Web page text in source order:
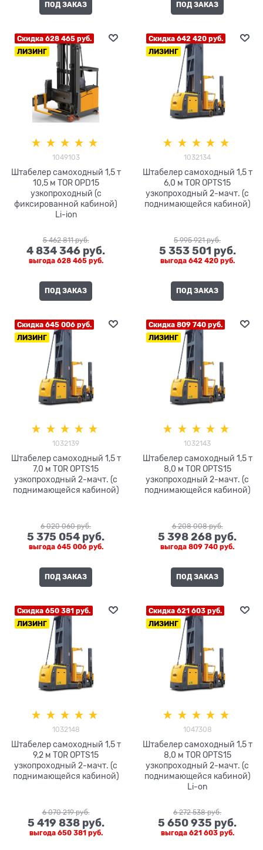
ПОД ЗАКАЗ ПОД ЗАКАЗ
Скидка 628 465 руб.
ЛИЗИНГ
1049103
Штабелер самоходный 1,5 т
10,5 м TOR OPD15
узкопроходный (с
фиксированной кабиной)
Li-ion
5 462 811 руб.
4 834 346 руб.
выгода 628 465 руб.
ПОД ЗАКАЗ
Скидка 642 420 руб.
ЛИЗИНГ
1032134
Штабелер самоходный 1,5 т
6,0 м TOR OPTS15
узкопроходный 2-мачт. (с
поднимающейся кабиной)
5 995 921 руб.
5 353 501 руб.
выгода 642 420 руб.
ПОД ЗАКАЗ
Скидка 645 006 руб.
ЛИЗИНГ
1032139
Штабелер самоходный 1,5 т
7,0 м TOR OPTS15
узкопроходный 2-мачт. (с
поднимающейся кабиной)
6 020 060 руб.
5 375 054 руб.
выгода 645 006 руб.
ПОД ЗАКАЗ
Скидка 809 740 руб.
ЛИЗИНГ
1032143
Штабелер самоходный 1,5 т
8,0 м TOR OPTS15
узкопроходный 2-мачт. (с
поднимающейся кабиной)
6 208 008 руб.
5 398 268 руб.
выгода 809 740 руб.
ПОД ЗАКАЗ
Скидка 650 381 руб.
ЛИЗИНГ
1032148
Штабелер самоходный 1,5 т
9,2 м TOR OPTS15
узкопроходный 2-мачт. (с
поднимающейся кабиной)
6 070 219 руб.
5 419 838 руб.
выгода 650 381 руб.
Скидка 621 603 руб.
ЛИЗИНГ
1047308
Штабелер самоходный 1,5 т
8,0 м TOR OPTS15
узкопроходный 2-мачт. (с
поднимающейся кабиной)
Li-on
6 272 538 руб.
5 650 935 руб.
выгода 621 603 руб.